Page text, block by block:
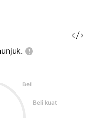
Beli
Beli kuat